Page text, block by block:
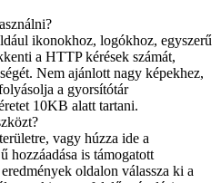
ikonokhoz, logókhoz, egyszerű
a HTTP kérések számát,
Nem ajánlott nagy képekhez,
a gyorsítótár
10KB alatt tartani.
vagy húzza ide a
hozzáadása is támogatott
oldalon válassza ki a